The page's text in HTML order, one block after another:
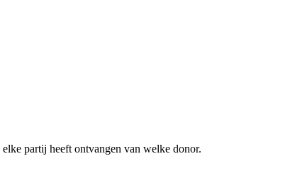
partij heeft ontvangen van welke donor.